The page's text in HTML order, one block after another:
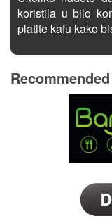
koristila u bilo
platite kafu kako
Recommended